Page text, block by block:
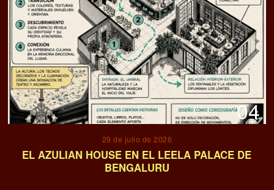
04
29 de julio de 2026
EL AZULIAN HOUSE EN EL LEELA PALACE DE
BENGALURU